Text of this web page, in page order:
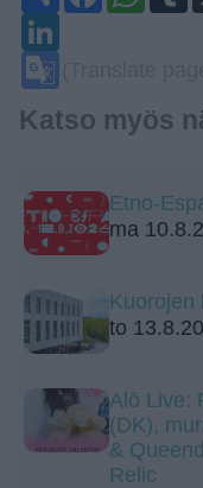
Katso myös
Etno-
ma
Kuorojen
to
Alō Live:
(DK),
&
Relic